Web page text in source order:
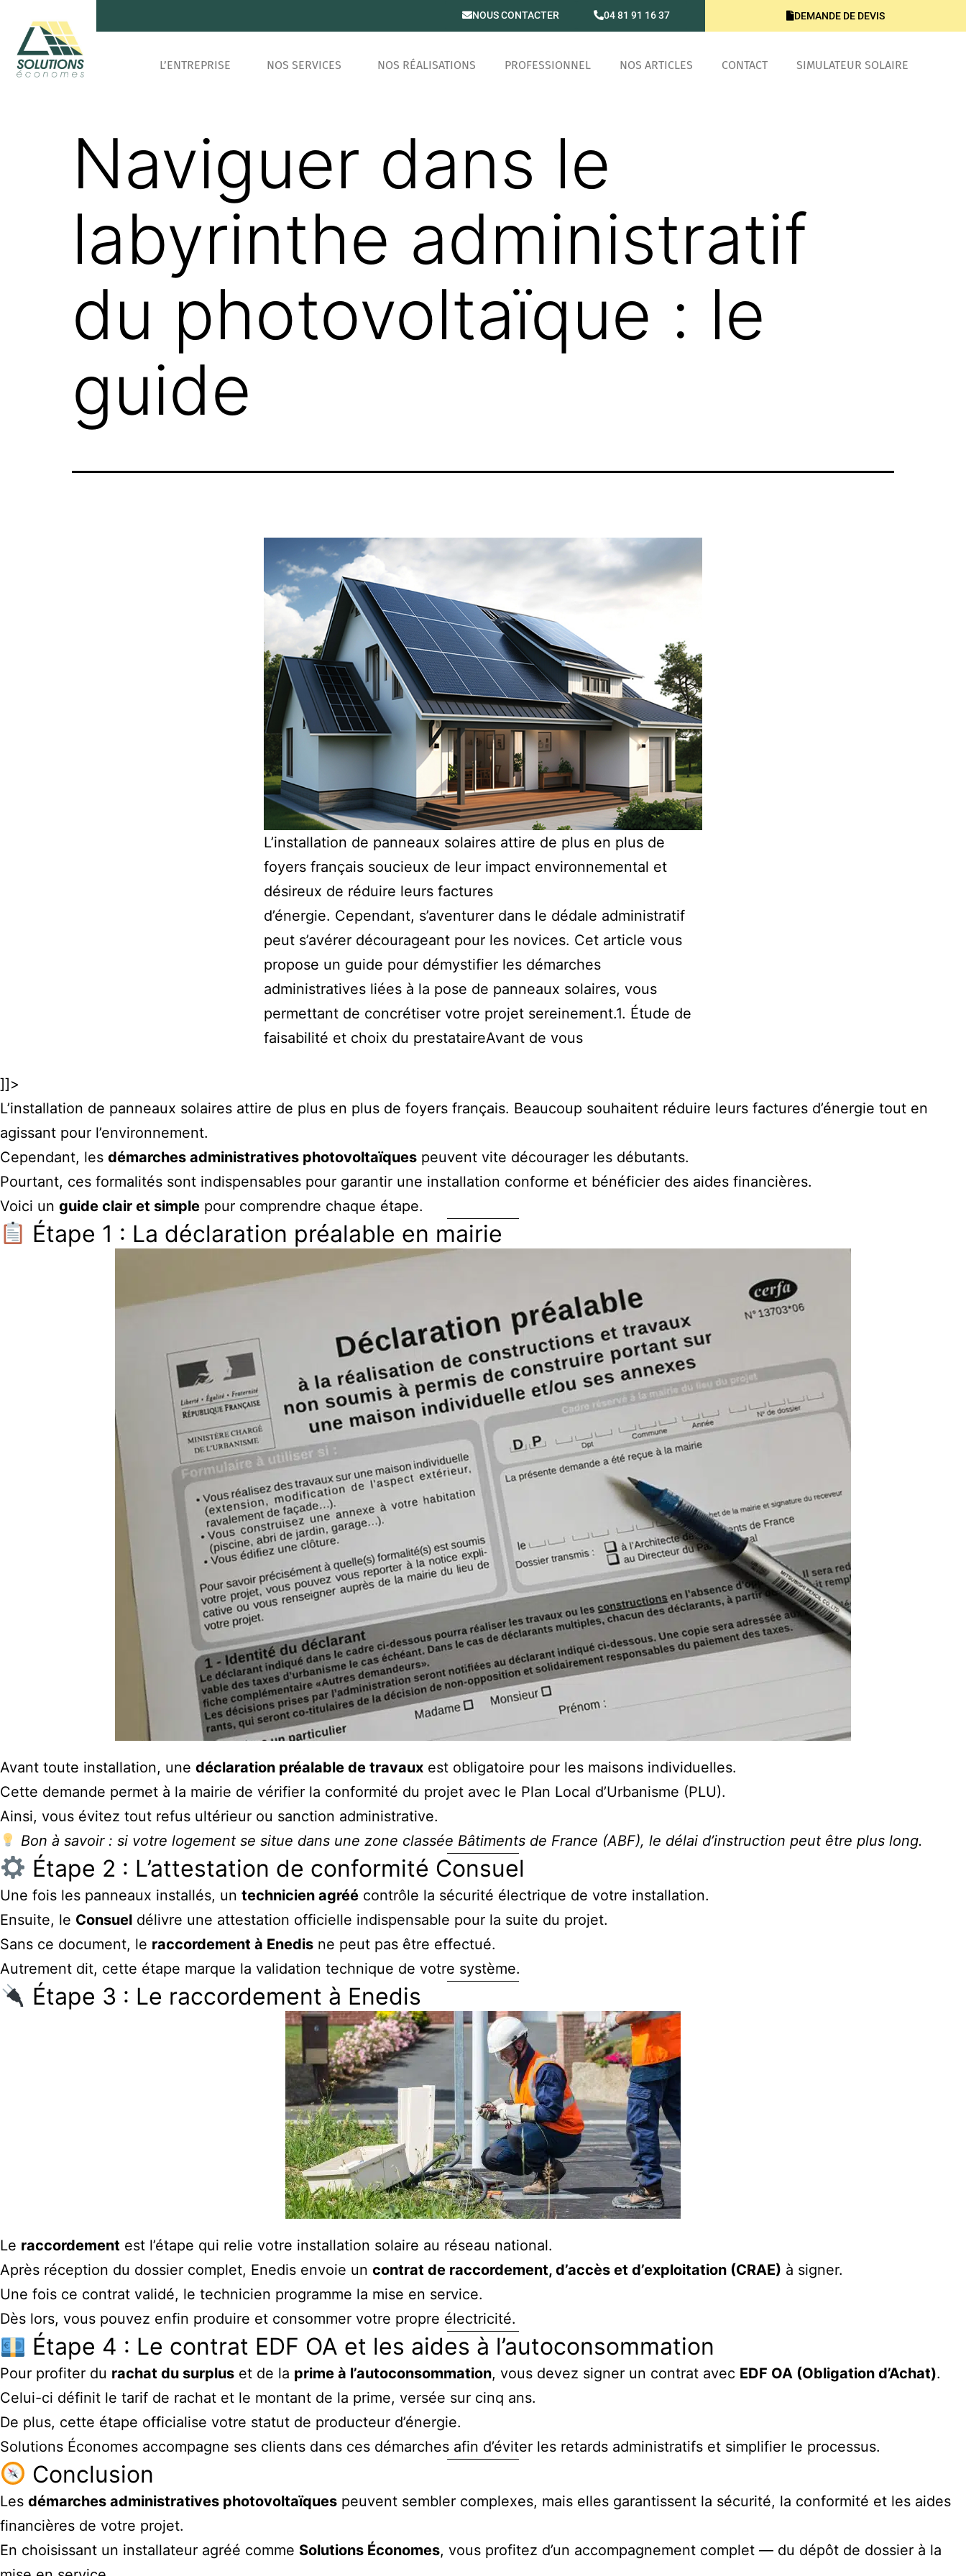
NOUS CONTACTER 04 81 91 16 37 DEMANDE DE DEVIS
L’ENTREPRISE NOS SERVICES NOS RÉALISATIONS PROFESSIONNEL NOS ARTICLES CONTACT SIMULATEUR SOLAIRE
Naviguer dans le
labyrinthe administratif
du photovoltaïque : le
guide
L’installation de panneaux solaires attire de plus en plus de
foyers français soucieux de leur impact environnemental et
désireux de réduire leurs factures
d’énergie. Cependant, s’aventurer dans le dédale administratif
peut s’avérer décourageant pour les novices. Cet article vous
propose un guide pour démystifier les démarches
administratives liées à la pose de panneaux solaires, vous
permettant de concrétiser votre projet sereinement.1. Étude de
faisabilité et choix du prestataireAvant de vous
]]>
L’installation de panneaux solaires attire de plus en plus de foyers français. Beaucoup souhaitent réduire leurs factures d’énergie tout en
agissant pour l’environnement.
Cependant, les démarches administratives photovoltaïques peuvent vite décourager les débutants.
Pourtant, ces formalités sont indispensables pour garantir une installation conforme et bénéficier des aides financières.
Voici un guide clair et simple pour comprendre chaque étape.
Étape 1 : La déclaration préalable en mairie
Avant toute installation, une déclaration préalable de travaux est obligatoire pour les maisons individuelles.
Cette demande permet à la mairie de vérifier la conformité du projet avec le Plan Local d’Urbanisme (PLU).
Ainsi, vous évitez tout refus ultérieur ou sanction administrative.
Bon à savoir : si votre logement se situe dans une zone classée Bâtiments de France (ABF), le délai d’instruction peut être plus long.
Étape 2 : L’attestation de conformité Consuel
Une fois les panneaux installés, un technicien agréé contrôle la sécurité électrique de votre installation.
Ensuite, le Consuel délivre une attestation officielle indispensable pour la suite du projet.
Sans ce document, le raccordement à Enedis ne peut pas être effectué.
Autrement dit, cette étape marque la validation technique de votre système.
Étape 3 : Le raccordement à Enedis
Le raccordement est l’étape qui relie votre installation solaire au réseau national.
Après réception du dossier complet, Enedis envoie un contrat de raccordement, d’accès et d’exploitation (CRAE) à signer.
Une fois ce contrat validé, le technicien programme la mise en service.
Dès lors, vous pouvez enfin produire et consommer votre propre électricité.
Étape 4 : Le contrat EDF OA et les aides à l’autoconsommation
Pour profiter du rachat du surplus et de la prime à l’autoconsommation, vous devez signer un contrat avec EDF OA (Obligation d’Achat).
Celui-ci définit le tarif de rachat et le montant de la prime, versée sur cinq ans.
De plus, cette étape officialise votre statut de producteur d’énergie.
Solutions Économes accompagne ses clients dans ces démarches afin d’éviter les retards administratifs et simplifier le processus.
Conclusion
Les démarches administratives photovoltaïques peuvent sembler complexes, mais elles garantissent la sécurité, la conformité et les aides
financières de votre projet.
En choisissant un installateur agréé comme Solutions Économes, vous profitez d’un accompagnement complet — du dépôt de dossier à la